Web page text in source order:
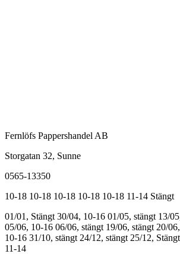
Fernlöfs Pappershandel AB
Storgatan 32, Sunne
0565-13350
10-18 10-18 10-18 10-18 10-18 11-14 Stängt
01/01, Stängt 30/04, 10-16 01/05, stängt 13/
05/06, 10-16 06/06, stängt 19/06, stängt 20/
10-16 31/10, stängt 24/12, stängt 25/12, Stängt
11-14